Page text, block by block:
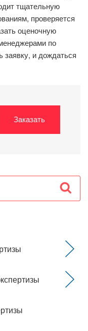
тщательную
проверяется
оценочную
по
заявку, и дождаться
Заказать